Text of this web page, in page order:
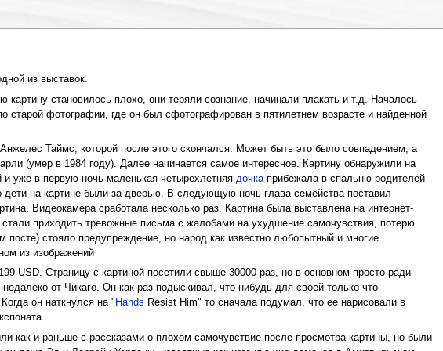
из выставок.
становилось плохо, они теряли сознание, начинали плакать и т.д. Началось
старой фотографии, где он был сфотографирован в пятилетнем возрасте и найденной
Таймс, которой после этого скончался. Может быть это было совпадением, а
(умер в 1984 году). Далее начинается самое интересное. Картину обнаружили на
уже в первую ночь маленькая четырехлетняядочкаприбежала в спальню родителей
на картине были за дверью. В следующую ночь глава семейства поставил
Видеокамера сработала несколько раз. Картина была выставлена на интернет-
приходить тревожные письма с жалобами на ухудшение самочувствия, потерю
стояло предупреждение, но народ как известно любопытный и многие
из изображений
USD. Страницу с картиной посетили свыше 30000 раз, но в основном просто ради
от Чикаго. Он как раз подыскивал, что-нибудь для своей только-что
он наткнулся на " Hands Resist Him" то сначала подумал, что ее нарисовали в
как и раньше с рассказами о плохом самочувствие после просмотра картины, но были